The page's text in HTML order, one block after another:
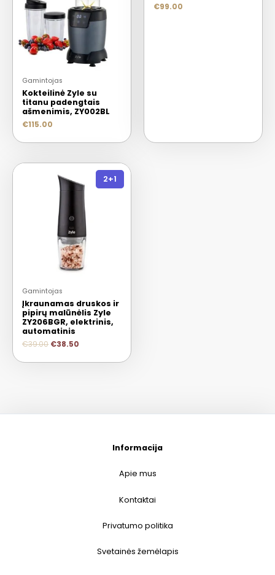
Gamintojas
Kokteilinė Zyle su
titanu padengtais
ašmenimis, ZY002BL
€115.00
€99.00
2+1
Gamintojas
Įkraunamas druskos ir
pipirų malūnėlis Zyle
ZY206BGR, elektrinis,
automatinis
€39.00 €38.50
Informacija
Apie mus
Kontaktai
Privatumo politika
Svetainės žemėlapis